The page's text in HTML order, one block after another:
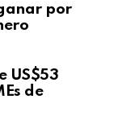
por
US$53
de